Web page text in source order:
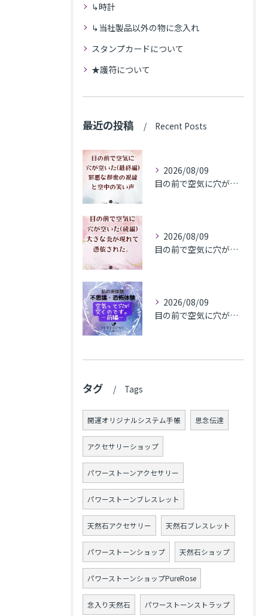
↳時計
↳当社製品以外の物に念入れ
スタンプカードについて
★護符について
最近の投稿 Recent Posts
2026/08/09
目の前で空気に穴が空いた(最終編)邪悪な群衆の視線と空中の笑い声
2026/08/09
目の前で空気に穴が空いた(続編)大きな炎が現れて憑依された。
2026/08/09
目の前で​空気に穴が空いた(前編)
タグ Tags
開運オリジナルシステム手帳 思念伝達
アクセサリーショップ
パワーストーンアクセサリー
パワーストーンブレスレット
天然石アクセサリー 天然石ブレスレット
パワーストーンショップ 天然石ショップ
パワーストーンショップPureRose
念入り天然石 パワーストーンストラップ